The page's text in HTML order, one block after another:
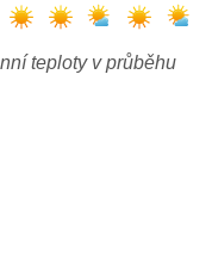
teploty v průběhu